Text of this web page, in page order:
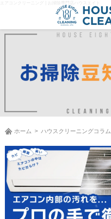
エアコンクリーニング | お掃除専門店ハウスエイト
ホーム ハウスクリーニングコラム